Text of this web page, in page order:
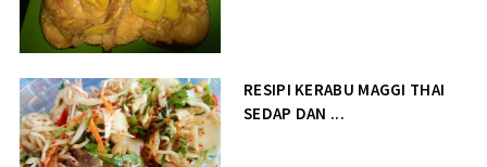
RESIPI KERABU MAGGI THAI
SEDAP DAN ...